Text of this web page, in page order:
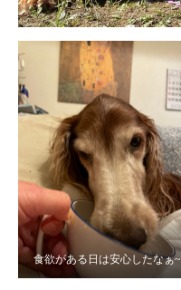
食欲がある日は安心したなぁ~